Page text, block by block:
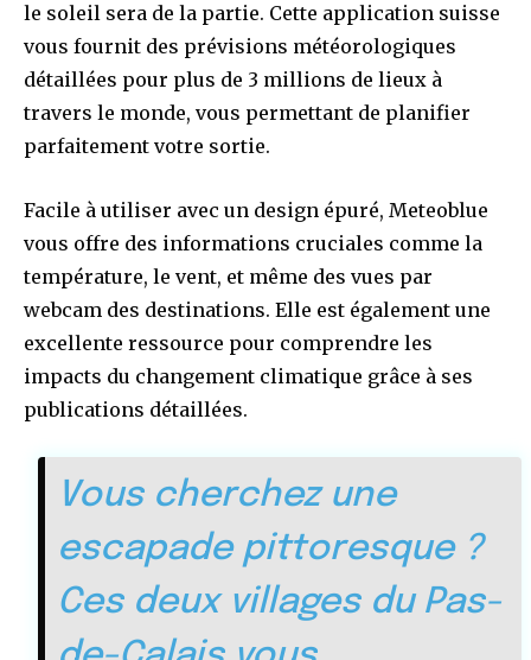
le soleil sera de la partie. Cette application suisse
vous fournit des prévisions météorologiques
détaillées pour plus de 3 millions de lieux à
travers le monde, vous permettant de planifier
parfaitement votre sortie.
Facile à utiliser avec un design épuré, Meteoblue
vous offre des informations cruciales comme la
température, le vent, et même des vues par
webcam des destinations. Elle est également une
excellente ressource pour comprendre les
impacts du changement climatique grâce à ses
publications détaillées.
Vous cherchez une
escapade pittoresque ?
Ces deux villages du Pas-